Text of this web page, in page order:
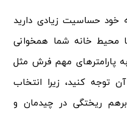
خود حساسیت زیادی دارید
محیط خانه شما همخوانی
پارامترهای مهم فرش مثل
توجه کنید، زیرا انتخاب
ریختگی در چیدمان و